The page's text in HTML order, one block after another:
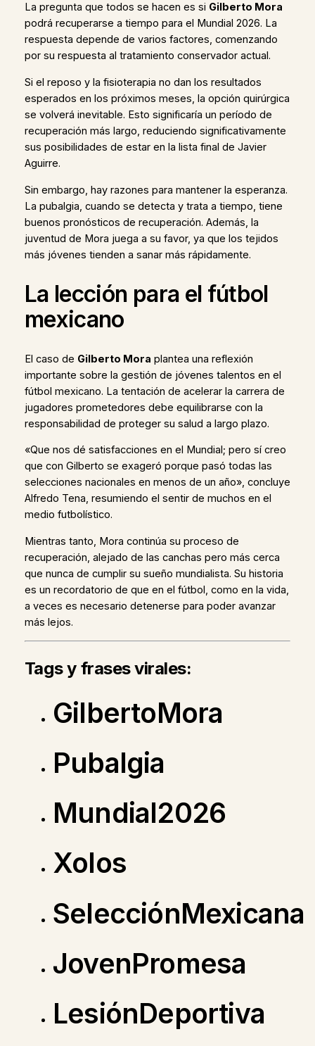
La pregunta que todos se hacen es si Gilberto Mora
podrá recuperarse a tiempo para el Mundial 2026. La
respuesta depende de varios factores, comenzando
por su respuesta al tratamiento conservador actual.
Si el reposo y la fisioterapia no dan los resultados
esperados en los próximos meses, la opción quirúrgica
se volverá inevitable. Esto significaría un período de
recuperación más largo, reduciendo significativamente
sus posibilidades de estar en la lista final de Javier
Aguirre.
Sin embargo, hay razones para mantener la esperanza.
La pubalgia, cuando se detecta y trata a tiempo, tiene
buenos pronósticos de recuperación. Además, la
juventud de Mora juega a su favor, ya que los tejidos
más jóvenes tienden a sanar más rápidamente.
La lección para el fútbol
mexicano
El caso de Gilberto Mora plantea una reflexión
importante sobre la gestión de jóvenes talentos en el
fútbol mexicano. La tentación de acelerar la carrera de
jugadores prometedores debe equilibrarse con la
responsabilidad de proteger su salud a largo plazo.
«Que nos dé satisfacciones en el Mundial; pero sí creo
que con Gilberto se exageró porque pasó todas las
selecciones nacionales en menos de un año», concluye
Alfredo Tena, resumiendo el sentir de muchos en el
medio futbolístico.
Mientras tanto, Mora continúa su proceso de
recuperación, alejado de las canchas pero más cerca
que nunca de cumplir su sueño mundialista. Su historia
es un recordatorio de que en el fútbol, como en la vida,
a veces es necesario detenerse para poder avanzar
más lejos.
Tags y frases virales:
GilbertoMora
Pubalgia
Mundial2026
Xolos
SelecciónMexicana
JovenPromesa
LesiónDeportiva